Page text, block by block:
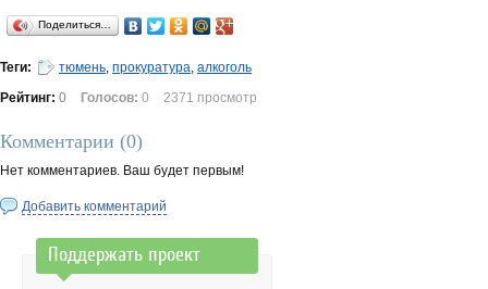
Поделиться…
Теги: тюмень, прокуратура, алкоголь
Рейтинг: 0 Голосов: 0 2371 просмотр
Комментарии (0)
Нет комментариев. Ваш будет первым!
Добавить комментарий
Поддержать проект